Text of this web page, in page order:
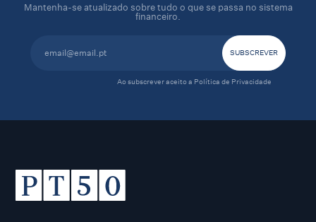
Mantenha-se atualizado sobre tudo o que se passa no sistema
financeiro.
Ao subscrever aceito a Política de Privacidade